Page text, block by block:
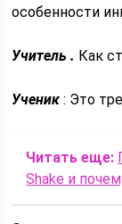
особенности
Учитель . Как
Ученик : Это
Читать еще:
Shake и